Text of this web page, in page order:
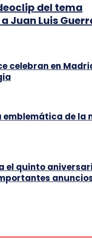
del tema
Juan Luis
celebran en
de la
el quinto